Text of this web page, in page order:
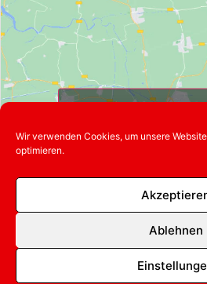
Wir verwenden Cookies, um unsere
optimieren.
Ablehnen
Klicke hier, um
aktivieren